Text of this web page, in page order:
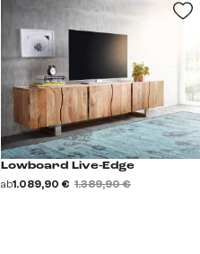
Lowboard Live-Edge
ab1.089,90 € 1.389,90 €